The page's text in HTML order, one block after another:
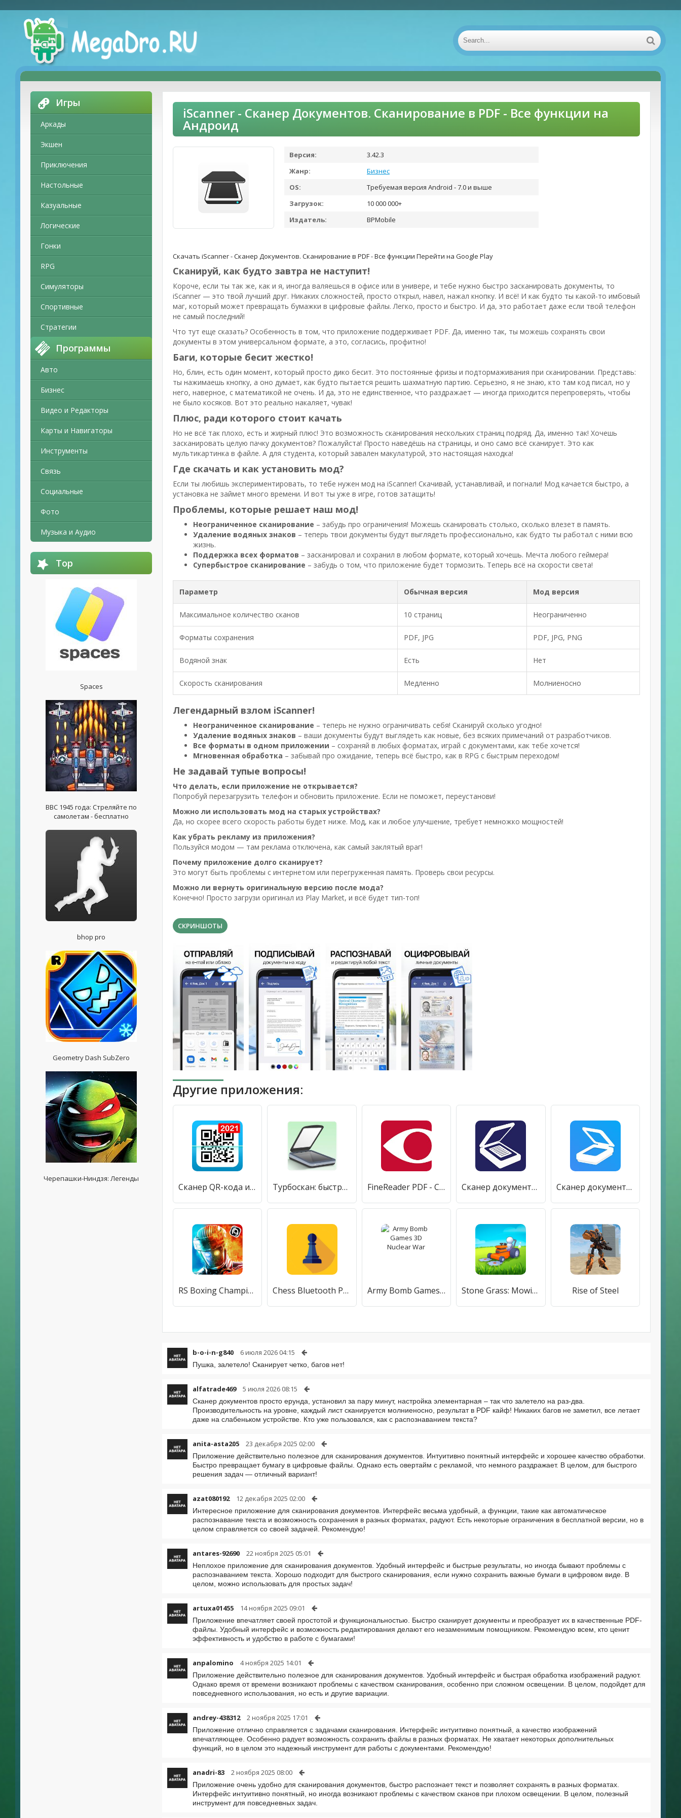
Игры
Аркады
Экшен
Приключения
Настольные
Казуальные
Логические
Гонки
RPG
Симуляторы
Спортивные
Стратегии
Программы
Авто
Бизнес
Видео и Редакторы
Карты и Навигаторы
Инструменты
Связь
Социальные
Фото
Музыка и Аудио
Top
Spaces
ВВС 1945 года: Стреляйте по
самолетам - бесплатно
bhop pro
Geometry Dash SubZero
Черепашки-Ниндзя: Легенды
iScanner - Сканер Документов. Cканирование в PDF - Все функции на
Андроид
Версия:
3.42.3
Жанр:
Бизнес
OS:
Требуемая версия Android - 7.0 и выше
Загрузок:
10 000 000+
Издатель:
BPMobile
Скачать iScanner - Сканер Документов. Cканирование в PDF - Все функции Перейти на Google Play
Сканируй, как будто завтра не наступит!
Короче, если ты так же, как и я, иногда валяешься в офисе или в универе, и тебе нужно быстро засканировать документы, то
iScanner — это твой лучший друг. Никаких сложностей, просто открыл, навел, нажал кнопку. И всё! И как будто ты какой-то имбовый
маг, который может превращать бумажки в цифровые файлы. Легко, просто и быстро. И да, это работает даже если твой телефон
не самый последний!
Что тут еще сказать? Особенность в том, что приложение поддерживает PDF. Да, именно так, ты можешь сохранять свои
документы в этом универсальном формате, а это, согласись, профитно!
Баги, которые бесит жестко!
Но, блин, есть один момент, который просто дико бесит. Это постоянные фризы и подтормаживания при сканировании. Представь:
ты нажимаешь кнопку, а оно думает, как будто пытается решить шахматную партию. Серьезно, я не знаю, кто там код писал, но у
него, наверное, с математикой не очень. И да, это не единственное, что раздражает — иногда приходится перепроверять, чтобы
не было косяков. Вот это реально накаляет, чувак!
Плюс, ради которого стоит качать
Но не всё так плохо, есть и жирный плюс! Это возможность сканирования нескольких страниц подряд. Да, именно так! Хочешь
засканировать целую пачку документов? Пожалуйста! Просто наведёшь на страницы, и оно само всё сканирует. Это как
мультикартинка в файле. А для студента, который завален макулатурой, это настоящая находка!
Где скачать и как установить мод?
Если ты любишь экспериментировать, то тебе нужен мод на iScanner! Скачивай, устанавливай, и погнали! Мод качается быстро, а
установка не займет много времени. И вот ты уже в игре, готов затащить!
Проблемы, которые решает наш мод!
Неограниченное сканирование – забудь про ограничения! Можешь сканировать столько, сколько влезет в память.
Удаление водяных знаков – теперь твои документы будут выглядеть профессионально, как будто ты работал с ними всю
жизнь.
Поддержка всех форматов – засканировал и сохранил в любом формате, который хочешь. Мечта любого геймера!
Супербыстрое сканирование – забудь о том, что приложение будет тормозить. Теперь всё на скорости света!
Параметр Обычная версия Мод версия
Максимальное количество сканов 10 страниц Неограниченно
Форматы сохранения PDF, JPG PDF, JPG, PNG
Водяной знак Есть Нет
Скорость сканирования Медленно Молниеносно
Легендарный взлом iScanner!
Неограниченное сканирование – теперь не нужно ограничивать себя! Сканируй сколько угодно!
Удаление водяных знаков – ваши документы будут выглядеть как новые, без всяких примечаний от разработчиков.
Все форматы в одном приложении – сохраняй в любых форматах, играй с документами, как тебе хочется!
Мгновенная обработка – забывай про ожидание, теперь всё быстро, как в RPG с быстрым переходом!
Не задавай тупые вопросы!
Что делать, если приложение не открывается?
Попробуй перезагрузить телефон и обновить приложение. Если не поможет, переустанови!
Можно ли использовать мод на старых устройствах?
Да, но скорее всего скорость работы будет ниже. Мод, как и любое улучшение, требует немножко мощностей!
Как убрать рекламу из приложения?
Пользуйся модом — там реклама отключена, как самый заклятый враг!
Почему приложение долго сканирует?
Это могут быть проблемы с интернетом или перегруженная память. Проверь свои ресурсы.
Можно ли вернуть оригинальную версию после мода?
Конечно! Просто загрузи оригинал из Play Market, и всё будет тип-топ!
СКРИНШОТЫ
Другие приложения:
Сканер QR-кода и Сканер штрих-кода Турбоскан: быстрый сканер FineReader PDF - Сканер Документов с OCR Сканер документов бесплатно OCR –Prime PDF Scanner Сканер документов в PDF - TapScanner
RS Boxing Champions Chess Bluetooth Pro Online Army Bomb Games 3D Nuclear War Stone Grass: Mowing Simulator Rise of Steel
b-o-i-n-g840 6 июля 2026 04:15
Пушка, залетело! Сканирует четко, багов нет!
alfatrade469 5 июля 2026 08:15
Сканер документов просто ерунда, установил за пару минут, настройка элементарная – так что залетело на раз-два.
Производительность на уровне, каждый лист сканируется молниеносно, результат в PDF кайф! Никаких багов не заметил, все летает
даже на слабеньком устройстве. Кто уже пользовался, как с распознаванием текста?
anita-asta205 23 декабря 2025 02:00
Приложение действительно полезное для сканирования документов. Интуитивно понятный интерфейс и хорошее качество обработки.
Быстро превращает бумагу в цифровые файлы. Однако есть овертайм с рекламой, что немного раздражает. В целом, для быстрого
решения задач — отличный вариант!
azat080192 12 декабря 2025 02:00
Интересное приложение для сканирования документов. Интерфейс весьма удобный, а функции, такие как автоматическое
распознавание текста и возможность сохранения в разных форматах, радуют. Есть некоторые ограничения в бесплатной версии, но в
целом справляется со своей задачей. Рекомендую!
antares-92690 22 ноября 2025 05:01
Неплохое приложение для сканирования документов. Удобный интерфейс и быстрые результаты, но иногда бывают проблемы с
распознаванием текста. Хорошо подходит для быстрого сканирования, если нужно сохранить важные бумаги в цифровом виде. В
целом, можно использовать для простых задач!
artuxa01455 14 ноября 2025 09:01
Приложение впечатляет своей простотой и функциональностью. Быстро сканирует документы и преобразует их в качественные PDF-
файлы. Удобный интерфейс и возможность редактирования делают его незаменимым помощником. Рекомендую всем, кто ценит
эффективность и удобство в работе с бумагами!
anpalomino 4 ноября 2025 14:01
Приложение действительно полезное для сканирования документов. Удобный интерфейс и быстрая обработка изображений радуют.
Однако время от времени возникают проблемы с качеством сканирования, особенно при сложном освещении. В целом, подойдет для
повседневного использования, но есть и другие вариации.
andrey-438312 2 ноября 2025 17:01
Приложение отлично справляется с задачами сканирования. Интерфейс интуитивно понятный, а качество изображений
впечатляющее. Особенно радует возможность сохранить файлы в разных форматах. Не хватает некоторых дополнительных
функций, но в целом это надежный инструмент для работы с документами. Рекомендую!
anadri-83 2 ноября 2025 08:00
Приложение очень удобно для сканирования документов, быстро распознает текст и позволяет сохранять в разных форматах.
Интерфейс интуитивно понятный, но иногда возникают проблемы с качеством сканов при плохом освещении. В целом, полезный
инструмент для повседневных задач.